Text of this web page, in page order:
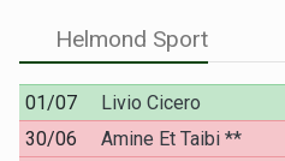
Helmond Sport
01/07 Livio Cicero
30/06
Amine Et Taibi **